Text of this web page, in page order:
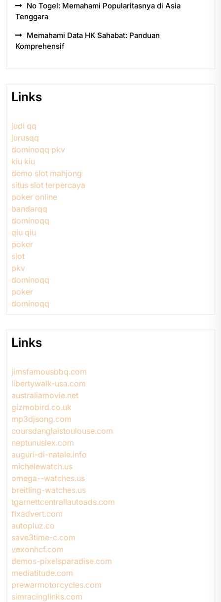
No Togel: Memahami Popularitasnya di Asia
Tenggara
Memahami Data HK Sahabat: Panduan
Komprehensif
Links
judi qq
jurusqq
dominoqq pkv
kiu kiu
demo slot mahjong
situs slot terpercaya
poker online
bandarqq
dominoqq
qiu qiu
poker
slot
pkv
dominoqq
poker
dominoqq
Links
jimsfamousbbq.com
libertywalk-usa.com
australiamovie.net
gizmobird.co.uk
mp3djsong.com
coursdanglaistoulouse.com
neptunuslex.com
auguri-di-natale.info
michelewatch.us
omega--watches.us
breitling-watches.us
tgarnettcentrallautoads.com
fixadvert.com
autopluz.co
save3time-c.com
vexonhcf.com
demos-pixelsparadise.com
mediatitude.com
prewarmotorcycles.com
simracinglinks.com